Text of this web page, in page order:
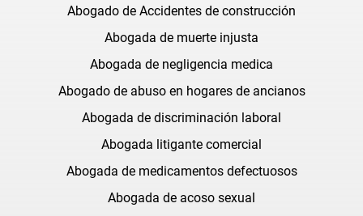
Abogado de Accidentes de construcción
Abogada de muerte injusta
Abogada de negligencia medica
Abogado de abuso en hogares de ancianos
Abogada de discriminación laboral
Abogada litigante comercial
Abogada de medicamentos defectuosos
Abogada de acoso sexual